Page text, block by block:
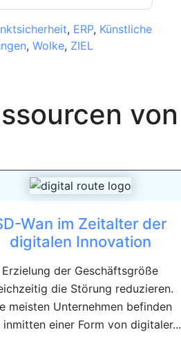
, ERP, Künstliche
, Wolke, ZIEL
von
Wan im Zeitalter der
digitalen Innovation
Erzielung der Geschäftsgröße
die Störung reduzieren.
meisten Unternehmen befinden
inmitten einer Form von digitaler...